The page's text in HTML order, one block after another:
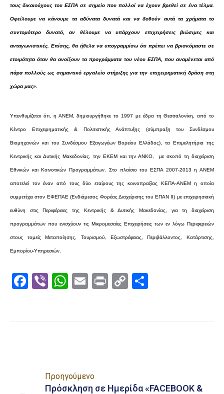
τους δικαιούχους του ΕΣΠΑ σε σημείο που πολλοί να έχουν βρεθεί σε ένα τέλμα.
Οφείλουμε να κάνουμε τα αδύνατα δυνατά και να δοθούν αυτά τα χρήματα το
συντομότερο δυνατό, αν θέλουμε να υπάρχουν επιχειρήσεις βιώσιμες και
ανταγωνιστικές. Επίσης, θα ήθελα να υπογραμμίσω ότι πρέπει να βρισκόμαστε σε
ετοιμότητα όταν θα ανοίξουν τα προγράμματα του νέου ΕΣΠΑ, που αναμένεται από
πάρα πολλούς ως σημαντικό εργαλείο στήριξης για την επιχειρηματική δράση στη
χώρα μας».
Υπενθυμίζεται ότι, η ΑΝΕΜ, δημιουργήθηκε το 1997 με έδρα τη Θεσσαλονίκη, από το
Κέντρο Επιχειρηματικής & Πολιτιστικής Ανάπτυξης (σύμπραξη του Συνδέσμου
Βιομηχανιών και του Συνδέσμου Εξαγωγέων Βορείου Ελλάδος), τα Επιμελητήρια της
Κεντρικής και Δυτικής Μακεδονίας, την ΕΚΕΜ και την ΑΝΚΟ, με σκοπό τη διαχείριση
Εθνικών και Κοινοτικών Προγραμμάτων. Στο πλαίσιο του ΕΣΠΑ 2007-2013 η ΑΝΕΜ
αποτελεί τον έναν από τους δύο εταίρους της κοινοπραξίας ΚΕΠΑ-ΑΝΕΜ η οποία
συμμετέχει στον ΕΦΕΠΑΕ (Ενδιάμεσος Φορέας Διαχείρισης του ΕΠΑΝ ΙΙ) με επιχειρησιακή
ευθύνη στις Περιφέρειες της Κεντρικής & Δυτικής Μακεδονίας, για τη διαχείριση
προγραμμάτων που ενισχύουν τις Μικρομεσαίες Επιχειρήσεις των εν λόγω Περιφερειών
στους τομείς Μεταποίησης, Τουρισμού, Εξωστρέφειας, Περιβάλλοντος, Κατάρτισης,
Εμπορίου-Υπηρεσιών.
Facebook
ViberWhatsApp
EmailPrintCopy
Προηγούμενο
Πρόσκληση σε Ημερίδα «FACEBOOK &